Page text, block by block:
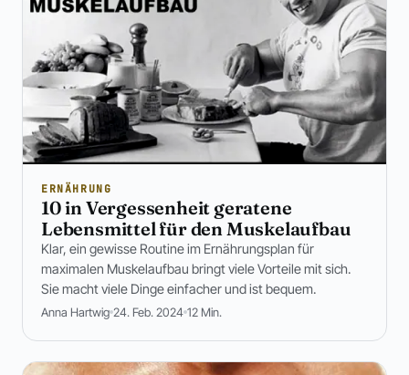
ERNÄHRUNG
10 in Vergessenheit geratene
Lebensmittel für den Muskelaufbau
Klar, ein gewisse Routine im Ernährungsplan für
maximalen Muskelaufbau bringt viele Vorteile mit sich.
Sie macht viele Dinge einfacher und ist bequem.
Anna Hartwig 24. Feb. 2024 12 Min.